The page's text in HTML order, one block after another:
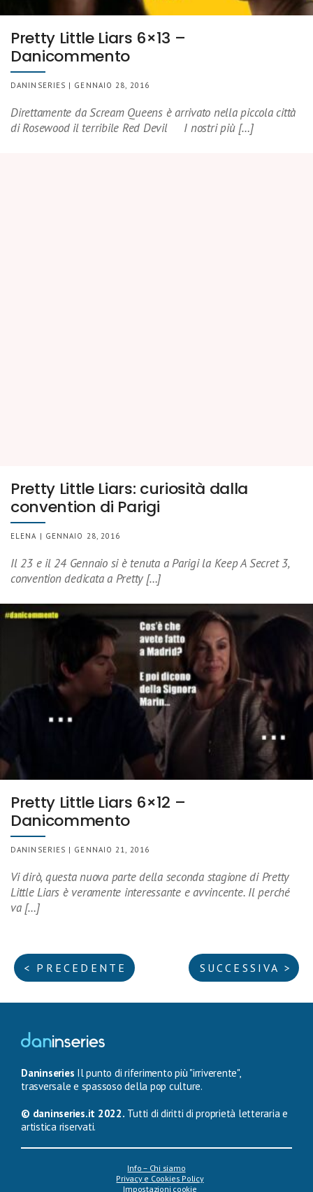
Pretty Little Liars 6×13 –
Danicommento
DANINSERIES | GENNAIO 28, 2016
Direttamente da Scream Queens è arrivato nella piccola città
di Rosewood il terribile Red Devil I nostri più […]
Pretty Little Liars: curiosità dalla
convention di Parigi
ELENA | GENNAIO 28, 2016
Il 23 e il 24 Gennaio si è tenuta a Parigi la Keep A Secret 3,
convention dedicata a Pretty […]
Pretty Little Liars 6×12 –
Danicommento
DANINSERIES | GENNAIO 21, 2016
Vi dirò, questa nuova parte della seconda stagione di Pretty
Little Liars è veramente interessante e avvincente. Il perché
va […]
< PRECEDENTE SUCCESSIVA >
Daninseries Il punto di riferimento più "irriverente",
trasversale e spassoso della pop culture.
© daninseries.it 2022. Tutti di diritti di proprietà letteraria e
artistica riservati.
Info – Chi siamo
Privacy e Cookies Policy
Impostazioni cookie